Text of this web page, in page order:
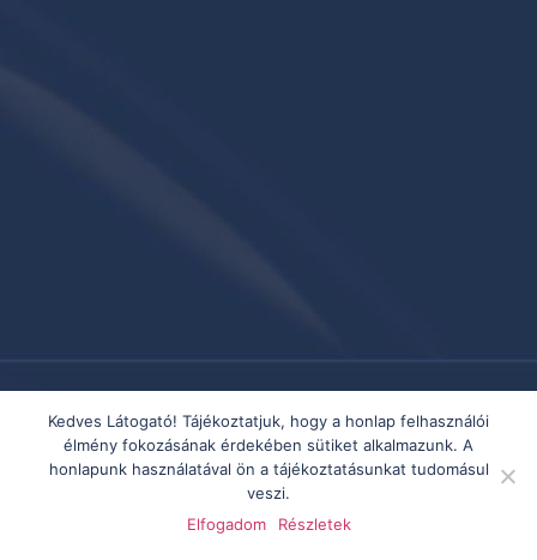
Kedves Látogató! Tájékoztatjuk, hogy a honlap felhasználói
élmény fokozásának érdekében sütiket alkalmazunk. A
honlapunk használatával ön a tájékoztatásunkat tudomásul
veszi.
Elfogadom
Részletek